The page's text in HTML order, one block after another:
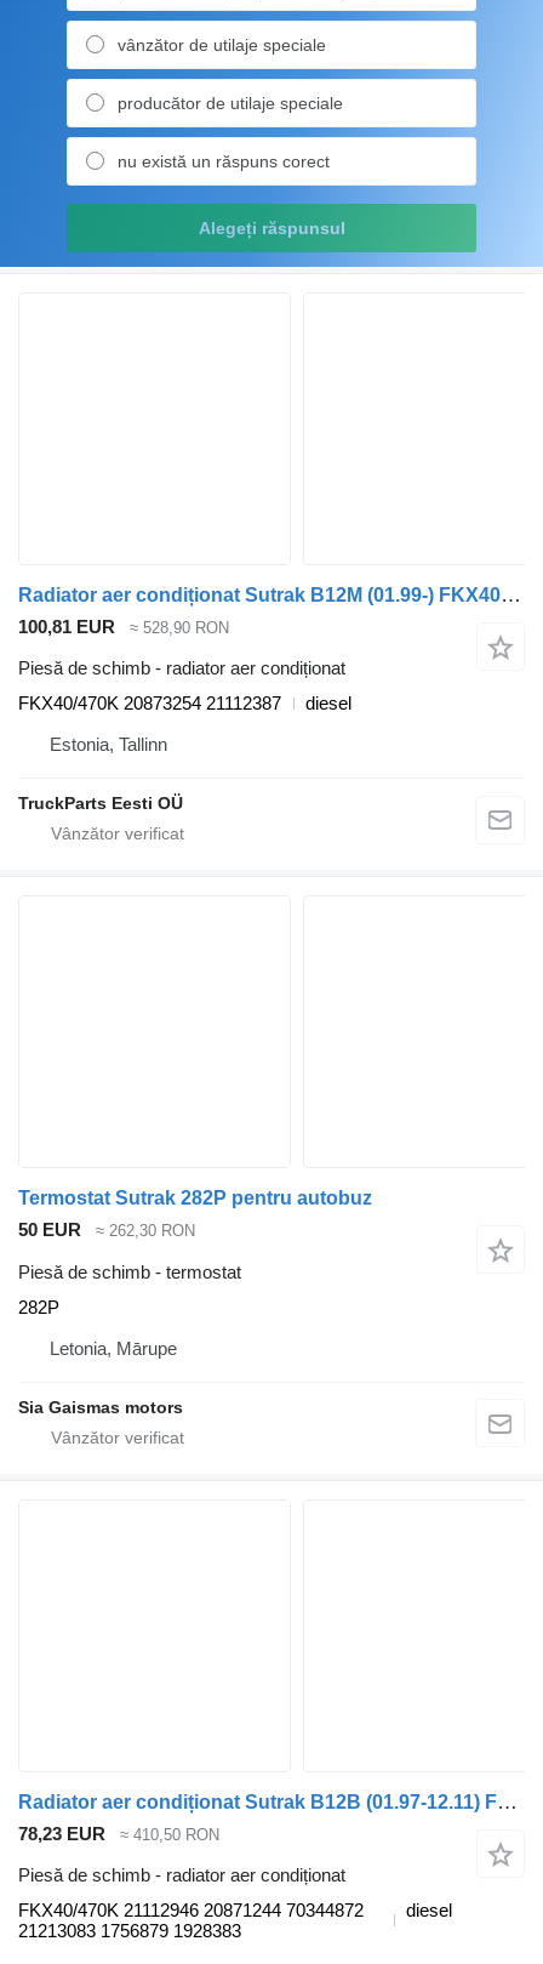
vânzător de utilaje speciale
producător de utilaje speciale
nu există un răspuns corect
Alegeți răspunsul
Radiator aer condiționat Sutrak B12M (01.99-) FKX40/470K pentru autobuz Volvo B6, B7, B9, B10, B12 bus (1978-2011)
100,81 EUR ≈ 528,90 RON
Piesă de schimb - radiator aer condiționat
FKX40/470K 20873254 21112387
diesel
Estonia, Tallinn
TruckParts Eesti OÜ
Termostat Sutrak 282P pentru autobuz
50 EUR
≈ 262,30 RON
Piesă de schimb - termostat
282P
Letonia, Mārupe
Sia Gaismas motors
Radiator aer condiționat Sutrak B12B (01.97-12.11) FKX40/470K pentru autobuz Volvo B6, B7, B9, B10, B12 bus (1978-2011)
78,23 EUR ≈ 410,50 RON
Piesă de schimb - radiator aer condiționat
FKX40/470K 21112946 20871244 70344872
21213083 1756879 1928383
diesel